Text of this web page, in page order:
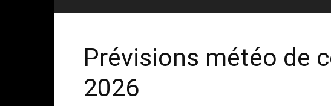
Prévisions météo de
2026